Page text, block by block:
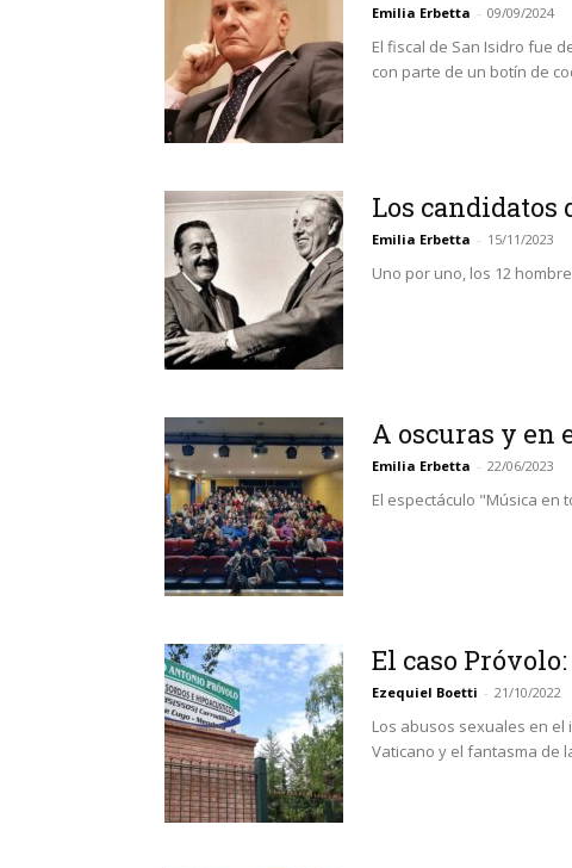
Emilia Erbetta - 09/09/2024
El fiscal de San Isidro fue
con parte de un botín de
Los candidatos
Emilia Erbetta - 15/11/2023
Uno por uno, los 12
A oscuras y en
Emilia Erbetta - 22/06/2023
El espectáculo "Música en
El caso
Ezequiel Boetti - 21/10/2022
Los abusos sexuales en el
Vaticano y el fantasma de